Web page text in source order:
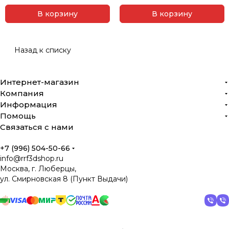
Что производят EIBOS?
Сушилки филамента с активной циркуляцией
воздуха
материалов
Органайзеры и аксессуары для рабочего
пространства
Устройства для эксплуатации 3D-принтеров
Их продукты известны продуманной механикой,
низким уровнем шума, эффективной сушкой и
промышленной эстетикой.
Наука и инженерия как
В корзину В корзину
Назад к списку
Интернет-магазин
Компания
Информация
Помощь
Связаться с нами
+7 (996) 504-50-66
info@rrf3dshop.ru
Москва, г. Люберцы,
ул. Смирновская 8 (Пункт Выдачи)